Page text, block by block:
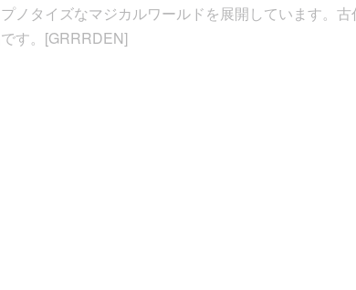
ノタイズなマジカルワールドを展開しています。古
す。[GRRRDEN]